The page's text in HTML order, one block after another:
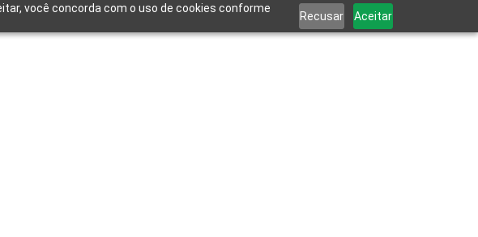
você concorda com o uso de cookies conforme
Recusar Aceitar